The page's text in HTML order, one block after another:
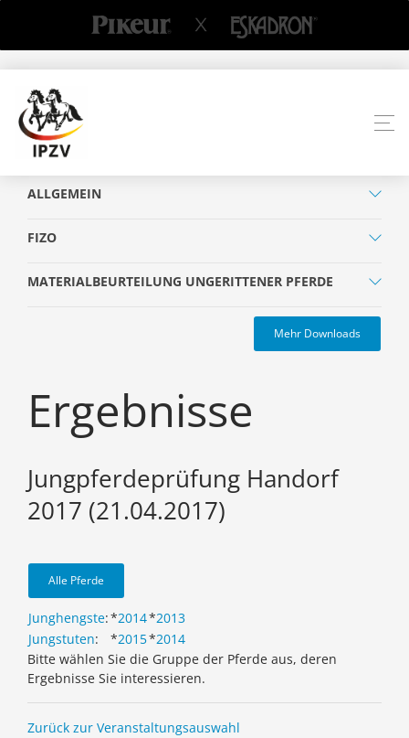
ALLGEMEIN
FIZO
MATERIALBEURTEILUNG UNGERITTENER PFERDE
Mehr Downloads
Ergebnisse
Jungpferdeprüfung Handorf
2017 (21.04.2017)
Alle Pferde
Junghengste:*2014*2013
Jungstuten: *2015*2014
Bitte wählen Sie die Gruppe der Pferde aus, deren
Ergebnisse Sie interessieren.
Zurück zur Veranstaltungsauswahl